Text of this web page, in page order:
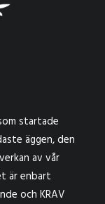
startade
äggen, den
av vår
är enbart
och KRAV